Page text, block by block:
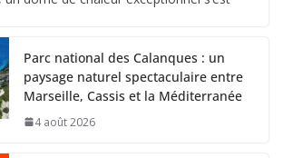
Parc national des Calanques : un
paysage naturel spectaculaire entre
Marseille, Cassis et la Méditerranée
4 août 2026